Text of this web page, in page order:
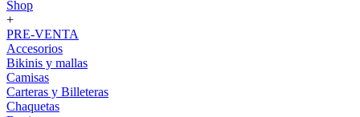
Shop
+
PRE-VENTA
Accesorios
Bikinis y mallas
Camisas
Carteras y Billeteras
Chaquetas